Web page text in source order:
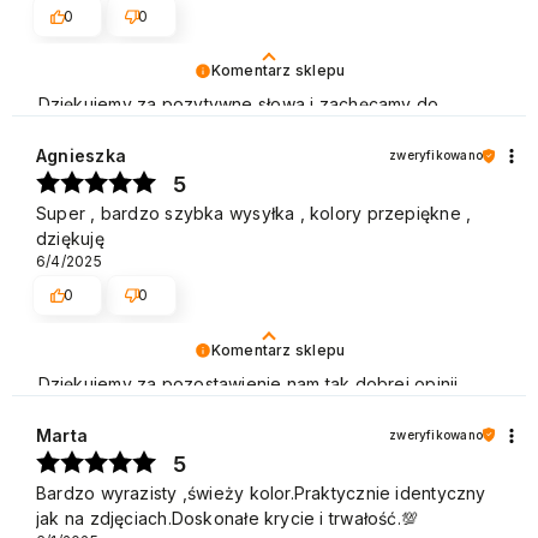
Komentarz sklepu
Dziękujemy za pozytywne słowa i zachęcamy do
0 0
Komentarz sklepu
Dziękujemy za pozostawienie nam tak dobrej opinii.
recenzja potwierdza nasze wysiłki - dziękujemy raz
jeszcze i mamy nadzieję - do szybkiego zobaczenia!
Pozdrawiamy
Agnieszka zweryfikowano
5
Super , bardzo szybka wysyłka , kolory przepiękne ,
dziękuję
6/4/2025
0
0
Marta zweryfikowano
5
Bardzo wyrazisty ,świeży kolor.Praktycznie identyczny
jak na zdjęciach.Doskonałe krycie i trwałość.💯